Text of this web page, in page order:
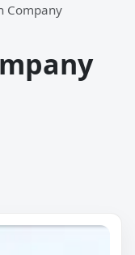
Company